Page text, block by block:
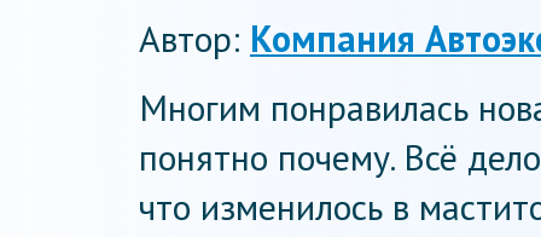
Автор: Компания
Многим понравилась
понятно почему. Всё
что изменилось в